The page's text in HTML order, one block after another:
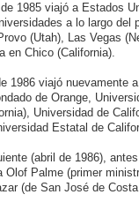
1985 viajó a Estados
a lo largo del
(Utah), Las Vegas
en Chico (California).
1986 viajó nuevamente
de Orange,
Universidad de
Estatal de
(abril de 1986),
Olof Palme (primer
(de San José de